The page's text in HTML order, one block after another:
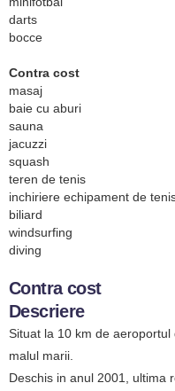
darts
bocce
Contra cost
masaj
baie cu aburi
sauna
jacuzzi
squash
teren de tenis
inchiriere echipament de
biliard
windsurfing
diving
Contra cost
Descriere
Situat la 10 km de
malul marii.
Deschis in anul 2001, ultima